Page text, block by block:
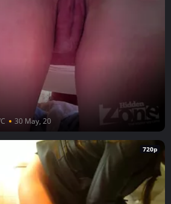
30 May, 20
720p